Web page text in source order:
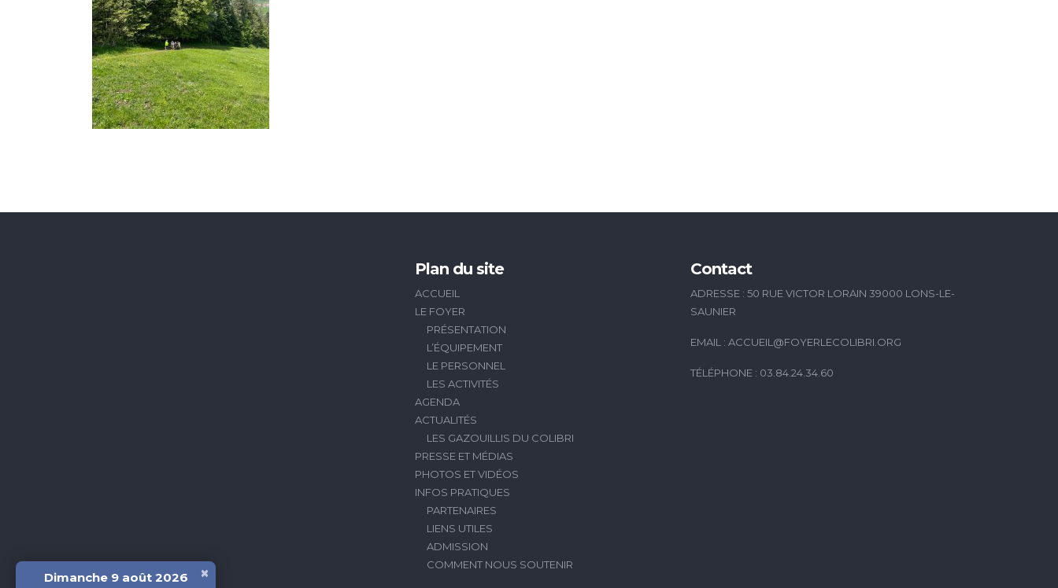
Plan du site
ACCUEIL
LE FOYER
PRÉSENTATION
L’ÉQUIPEMENT
LE PERSONNEL
LES ACTIVITÉS
AGENDA
ACTUALITÉS
LES GAZOUILLIS DU COLIBRI
PRESSE ET MÉDIAS
PHOTOS ET VIDÉOS
INFOS PRATIQUES
PARTENAIRES
LIENS UTILES
ADMISSION
COMMENT NOUS SOUTENIR
Contact
ADRESSE : 50 RUE VICTOR LORAIN 39000 LONS-LE-
SAUNIER
EMAIL : ACCUEIL@FOYERLECOLIBRI.ORG
TÉLÉPHONE : 03.84.24.34.60
Dimanche 9 août 2026 ×